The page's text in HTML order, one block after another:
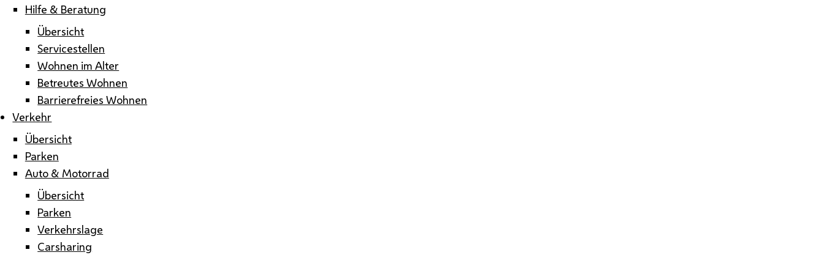
Hilfe & Beratung
Übersicht
Servicestellen
Wohnen im Alter
Betreutes Wohnen
Barrierefreies Wohnen
Verkehr
Übersicht
Parken
Auto & Motorrad
Übersicht
Parken
Verkehrslage
Carsharing